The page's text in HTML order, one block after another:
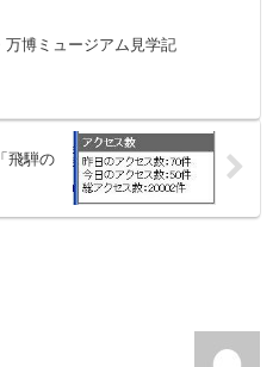
万博ミュージアム見学記
飛騨の